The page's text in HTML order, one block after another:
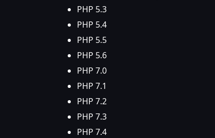
PHP 5.3
PHP 5.4
PHP 5.5
PHP 5.6
PHP 7.0
PHP 7.1
PHP 7.2
PHP 7.3
PHP 7.4